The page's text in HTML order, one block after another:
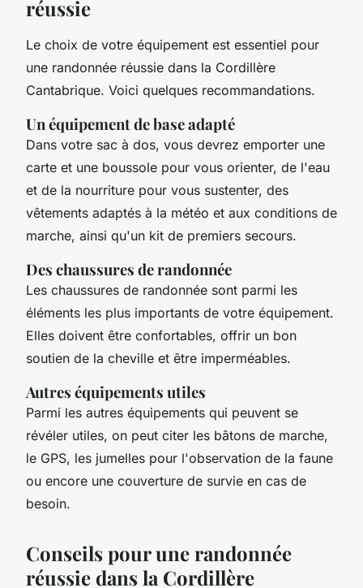
réussie
Le choix de votre équipement est essentiel pour
une randonnée réussie dans la Cordillère
Cantabrique. Voici quelques recommandations.
Un équipement de base adapté
Dans votre sac à dos, vous devrez emporter une
carte et une boussole pour vous orienter, de l'eau
et de la nourriture pour vous sustenter, des
vêtements adaptés à la météo et aux conditions de
marche, ainsi qu'un kit de premiers secours.
Des chaussures de randonnée
Les chaussures de randonnée sont parmi les
éléments les plus importants de votre équipement.
Elles doivent être confortables, offrir un bon
soutien de la cheville et être imperméables.
Autres équipements utiles
Parmi les autres équipements qui peuvent se
révéler utiles, on peut citer les bâtons de marche,
le GPS, les jumelles pour l'observation de la faune
ou encore une couverture de survie en cas de
besoin.
Conseils pour une randonnée
réussie dans la Cordillère